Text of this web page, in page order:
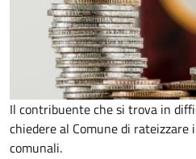
Il contribuente che si trova in
chiedere al Comune di
comunali.